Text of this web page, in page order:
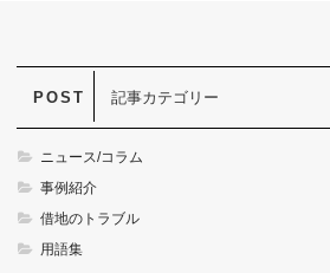
記事カテゴリー
ニュース/コラム
事例紹介
借地のトラブル
用語集